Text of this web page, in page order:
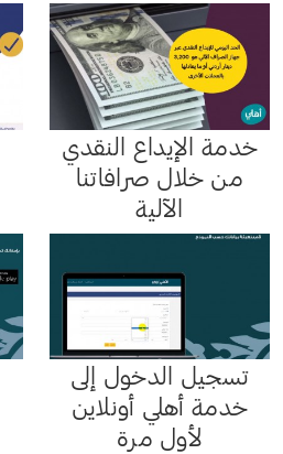
خدمة الإيداع النقدي
من خلال صرافاتنا
الآلية
تسجيل الدخول إلى
خدمة أهلي أونلاين
لأول مرة